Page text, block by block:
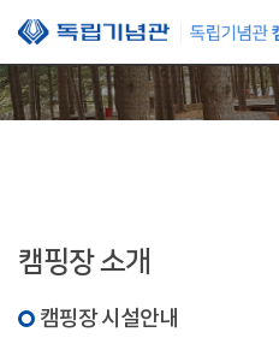
본문 바로가기
캠핑장 소개
캠핑장 시설안내